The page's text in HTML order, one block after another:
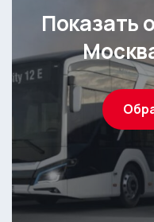
Показать